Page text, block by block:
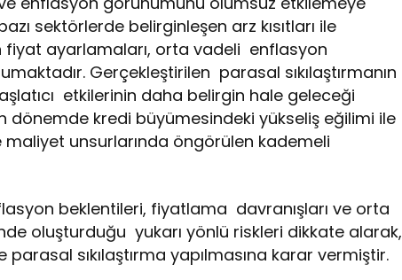
sektörlerde belirginleşen arz kısıtları ile
ayarlamaları, orta vadeli enflasyon
Gerçekleştirilen parasal sıkılaştırmanın
etkilerinin daha belirgin hale geleceği
kredi büyümesindeki yükseliş eğilimi ile
unsurlarında öngörülen kademeli
beklentileri, fiyatlama davranışları ve orta
oluşturduğu yukarı yönlü riskleri dikkate alarak,
sıkılaştırma yapılmasına karar vermiştir.